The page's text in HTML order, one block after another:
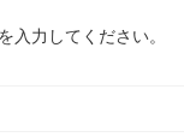
入力してください。